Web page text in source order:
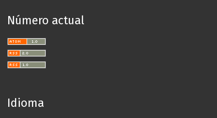
Número actual
Idioma